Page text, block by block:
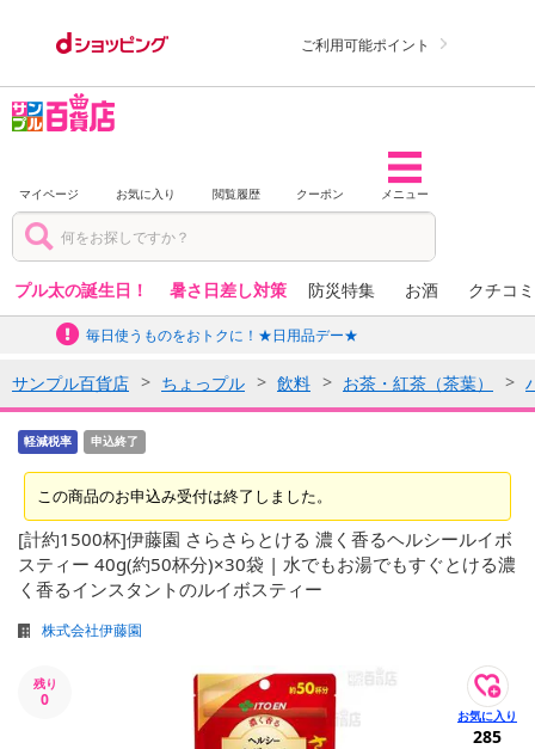
ご利用可能ポイント
マイページ お気に入り 閲覧履歴 クーポン メニュー
プル太の誕生日！ 暑さ日差し対策 防災特集 お酒 クチコ
毎日使うものをおトクに！★日用品デー★
サンプル百貨店 ちょっプル 飲料 お茶・紅茶（茶葉）
軽減税率 申込終了
この商品のお申込み受付は終了しました。
[計約1500杯]伊藤園 さらさらとける 濃く香るヘルシールイボ
スティー 40g(約50杯分)×30袋 | 水でもお湯でもすぐとける濃
く香るインスタントのルイボスティー
株式会社伊藤園
残り
0
285